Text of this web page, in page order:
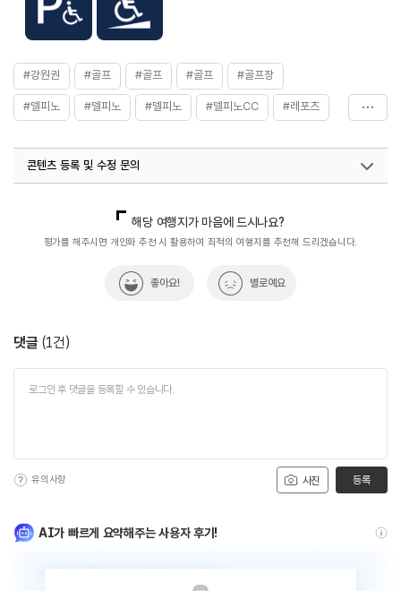
#강원권 #골프 #골프 #골프 #골프장
#델피노 #델피노 #델피노 #델피노CC #레포츠
콘텐츠 등록 및 수정 문의
열린관광콘텐츠팀(열린관광-모두의여행)
033-738-3425
해당 여행지가 마음에 드시나요?
평가를 해주시면 개인화 추천 시 활용하여 최적의 여행지를 추천해 드리겠습니다.
좋아요! 별로예요
댓글 (1건)
사진
유의사항 등록
AI가 빠르게 요약해주는 사용자 후기!